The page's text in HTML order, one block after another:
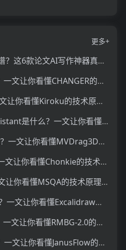
更多+
AI论文写作是否靠谱？这6款论文AI写作神器真的可以让你效率翻倍
CHANGER是什么？一文让你看懂CHANGER的技术原理、主要功能、应用场景
Kiroku是什么？一文让你看懂Kiroku的技术原理、主要功能、应用场景
Vision Search Assistant是什么？一文让你看懂Vision Search Assistant的技术原理、主要功能、应用场景
MVDrag3D是什么？一文让你看懂MVDrag3D的技术原理、主要功能、应用场景
Chonkie是什么？一文让你看懂Chonkie的技术原理、主要功能、应用场景
MSQA是什么？一文让你看懂MSQA的技术原理、主要功能、应用场景
Excalidraw是什么？一文让你看懂Excalidraw的技术原理、主要功能、应用场景
RMBG-2.0是什么？一文让你看懂RMBG-2.0的技术原理、主要功能、应用场景
JanusFlow是什么？一文让你看懂JanusFlow的技术原理、主要功能、应用场景